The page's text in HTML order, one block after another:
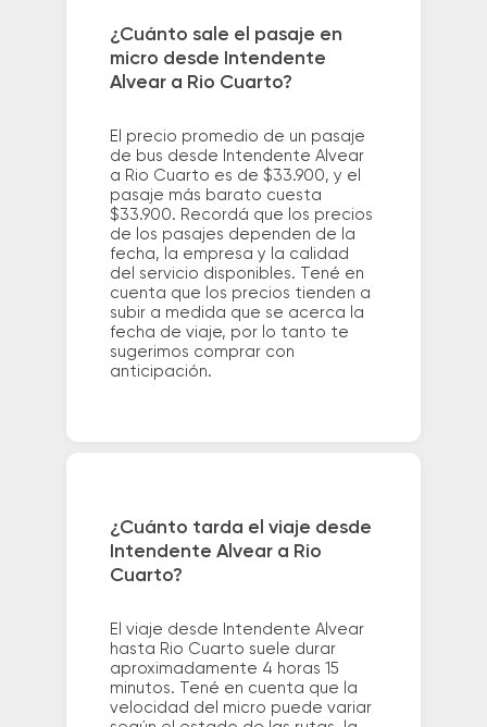
¿Cuánto sale el pasaje en
micro desde Intendente
Alvear a Rio Cuarto?
El precio promedio de un pasaje
de bus desde Intendente Alvear
a Rio Cuarto es de $33.900, y el
pasaje más barato cuesta
$33.900. Recordá que los precios
de los pasajes dependen de la
fecha, la empresa y la calidad
del servicio disponibles. Tené en
cuenta que los precios tienden a
subir a medida que se acerca la
fecha de viaje, por lo tanto te
sugerimos comprar con
anticipación.
¿Cuánto tarda el viaje desde
Intendente Alvear a Rio
Cuarto?
El viaje desde Intendente Alvear
hasta Rio Cuarto suele durar
aproximadamente 4 horas 15
minutos. Tené en cuenta que la
velocidad del micro puede variar